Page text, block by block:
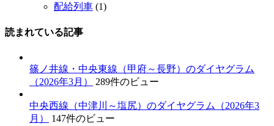
配給列車 (1)
読まれている記事
篠ノ井線・中央東線（甲府～長野）のダイヤグラム
（2026年3月）
289件のビュー
中央西線（中津川～塩尻）のダイヤグラム（2026年3
月）
147件のビュー